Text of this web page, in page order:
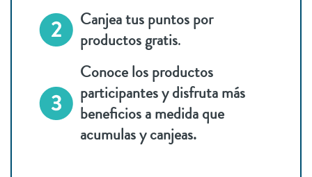
Canjea tus puntos por
productos gratis.
Conoce los productos
participantes y disfruta más
beneficios a medida que
acumulas y canjeas.